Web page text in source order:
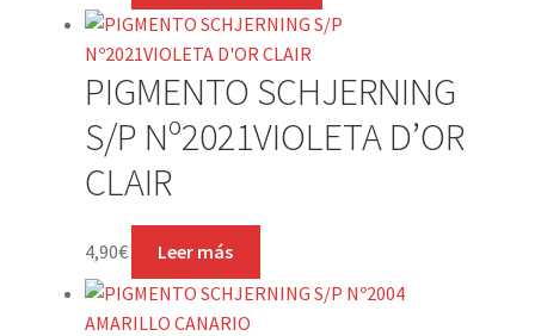
PIGMENTO SCHJERNING
S/P Nº2021VIOLETA D’OR
CLAIR
4,90€ Leer más